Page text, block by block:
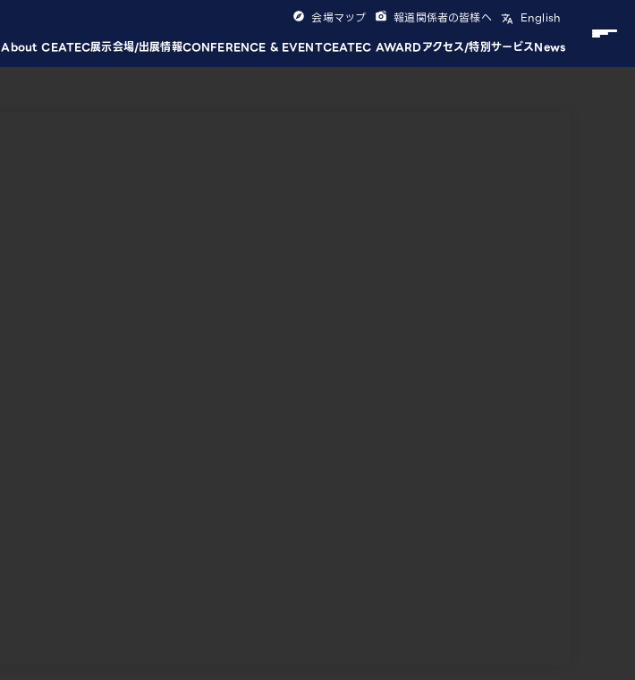
About CEATEC展示会場/出展情報CONFERENCE & EVENTCEATEC AWARDアクセス/特別サービスNews
会場マップ 報道関係者の皆様へ English